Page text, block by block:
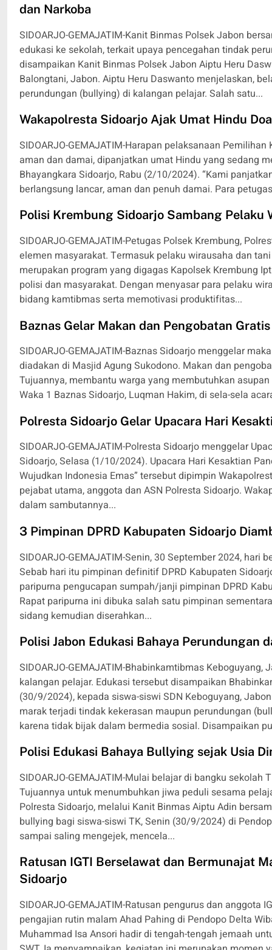
dan Narkoba
SIDOARJO-GEMAJATIM-Kanit Binmas Polsek Jabon
edukasi ke sekolah, terkait upaya pencegahan tindak
disampaikan Kanit Binmas Polsek Jabon Aiptu Heru
Balongtani, Jabon. Aiptu Heru Daswanto menjelaskan,
perundungan (bullying) di kalangan pelajar. Salah satu...
Wakapolresta Sidoarjo Ajak Umat Hindu
SIDOARJO-GEMAJATIM-Harapan pelaksanaan
aman dan damai, dipanjatkan umat Hindu yang sedang
Bhayangkara Sidoarjo, Rabu (2/10/2024). “Kami
berlangsung lancar, aman dan penuh damai. Para
Polisi Krembung Sidoarjo Sambang Pelaku
SIDOARJO-GEMAJATIM-Petugas Polsek Krembung,
elemen masyarakat. Termasuk pelaku wirausaha dan
merupakan program yang digagas Kapolsek Krembung
polisi dan masyarakat. Dengan menyasar para pelaku
bidang kamtibmas serta memotivasi produktifitas...
Baznas Gelar Makan dan Pengobatan
SIDOARJO-GEMAJATIM-Baznas Sidoarjo menggelar
diadakan di Masjid Agung Sukodono. Makan dan
Tujuannya, membantu warga yang membutuhkan
Waka 1 Baznas Sidoarjo, Luqman Hakim, di sela-sela
Polresta Sidoarjo Gelar Upacara Hari
SIDOARJO-GEMAJATIM-Polresta Sidoarjo menggelar
Sidoarjo, Selasa (1/10/2024). Upacara Hari Kesaktian
Wujudkan Indonesia Emas” tersebut dipimpin
pejabat utama, anggota dan ASN Polresta Sidoarjo.
dalam sambutannya...
3 Pimpinan DPRD Kabupaten Sidoarjo
SIDOARJO-GEMAJATIM-Senin, 30 September 2024,
Sebab hari itu pimpinan definitif DPRD Kabupaten
paripurna pengucapan sumpah/janji pimpinan DPRD
Rapat paripurna ini dibuka salah satu pimpinan
sidang kemudian diserahkan...
Polisi Jabon Edukasi Bahaya Perundungan
SIDOARJO-GEMAJATIM-Bhabinkamtibmas
kalangan pelajar. Edukasi tersebut disampaikan
(30/9/2024), kepada siswa-siswi SDN Keboguyang,
marak terjadi tindak kekerasan maupun perundungan
karena tidak bijak dalam bermedia sosial. Disampaikan
Polisi Edukasi Bahaya Bullying sejak Usia
SIDOARJO-GEMAJATIM-Mulai belajar di bangku
Tujuannya untuk menumbuhkan jiwa peduli sesama
Polresta Sidoarjo, melalui Kanit Binmas Aiptu Adin
bullying bagi siswa-siswi TK, Senin (30/9/2024) di
sampai saling mengejek, mencela...
Ratusan IGTI Berselawat dan Bermunajat
Sidoarjo
SIDOARJO-GEMAJATIM-Ratusan pengurus dan
pengajian rutin malam Ahad Pahing di Pendopo Delta
Muhammad Isa Ansori hadir di tengah-tengah jemaah